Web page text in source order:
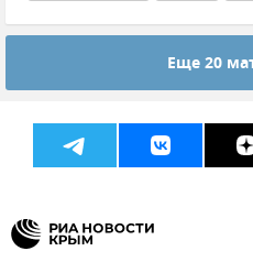
Крым Новости Крыма
Еще 20